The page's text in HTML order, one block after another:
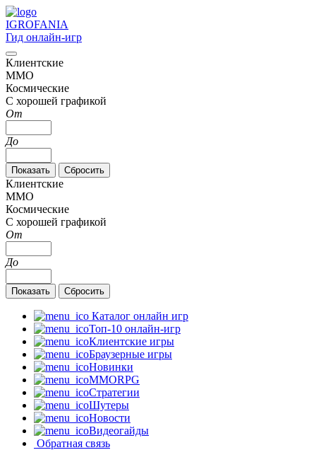
IGROFANIA
Гид онлайн-игр
Клиентские
MMO
Космические
С хорошей графикой
От
До
Клиентские
MMO
Космические
С хорошей графикой
От
До
Каталог онлайн игр
Топ-10 онлайн-игр
Клиентские игры
Браузерные игры
Новинки
MMORPG
Стратегии
Шутеры
Новости
Видеогайды
Обратная связь